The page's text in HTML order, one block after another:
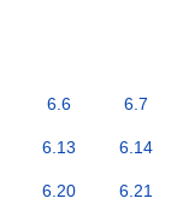
6.6 6.7
6.13 6.14
6.20 6.21